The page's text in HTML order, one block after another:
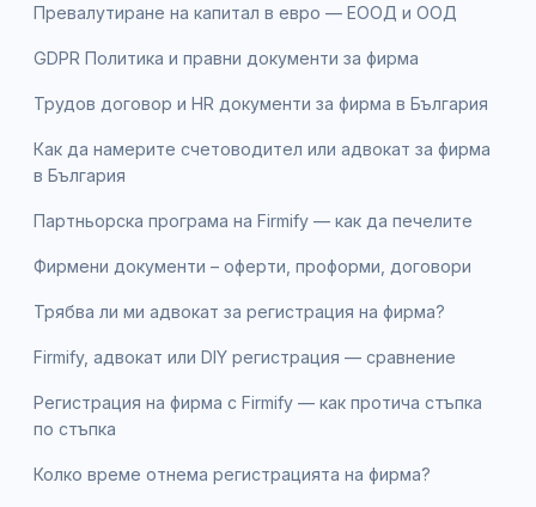
Превалутиране на капитал в евро — ЕООД и ООД
GDPR Политика и правни документи за фирма
Трудов договор и HR документи за фирма в България
Как да намерите счетоводител или адвокат за фирма
в България
Партньорска програма на Firmify — как да печелите
Фирмени документи – оферти, проформи, договори
Трябва ли ми адвокат за регистрация на фирма?
Firmify, адвокат или DIY регистрация — сравнение
Регистрация на фирма с Firmify — как протича стъпка
по стъпка
Колко време отнема регистрацията на фирма?